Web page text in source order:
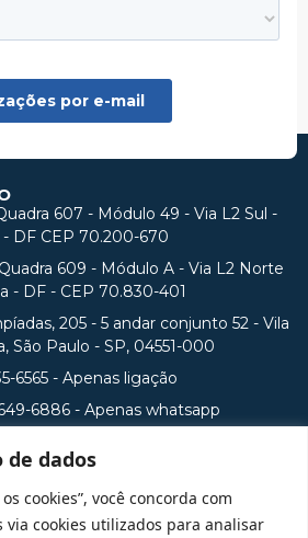
de dados
cookies”, você concorda com
cookies utilizados para analisar
607 - Módulo 49 - Via L2 Sul -
- DF CEP 70.200-670
609 - Módulo A - Via L2 Norte
- DF - CEP 70.830-401
205 - 5 andar conjunto 52 - Vila
São Paulo - SP, 04551-000
6565 - Apenas ligação
6886 - Apenas whatsapp
o cadastro da Instituição no Sistema e-
MEC